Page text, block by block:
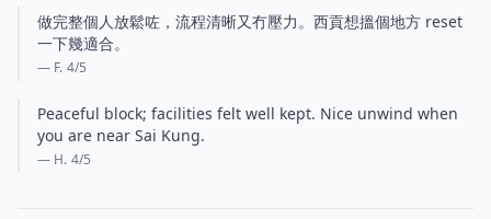
做完整個人放鬆咗，流程清晰又冇壓力。西貢想搵個地方 reset
一下幾適合。
— F. 4/5
Peaceful block; facilities felt well kept. Nice unwind when
you are near Sai Kung.
— H. 4/5